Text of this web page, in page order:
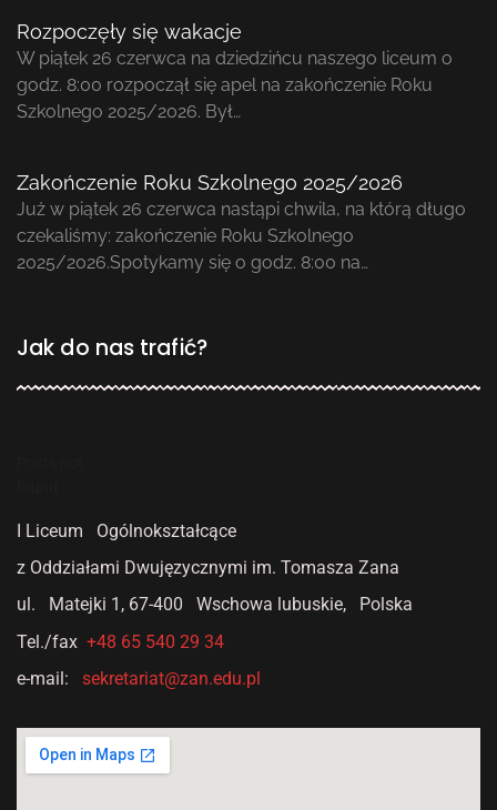
Rozpoczęły się wakacje
W piątek 26 czerwca na dziedzińcu naszego liceum o
godz. 8:00 rozpoczął się apel na zakończenie Roku
Szkolnego 2025/2026. Był…
Zakończenie Roku Szkolnego 2025/2026
Już w piątek 26 czerwca nastąpi chwila, na którą długo
czekaliśmy: zakończenie Roku Szkolnego
2025/2026.Spotykamy się o godz. 8:00 na…
Jak do nas trafić?
I Liceum Ogólnokształcące
z Oddziałami Dwujęzycznymi im. Tomasza Zana
ul. Matejki 1, 67-400 Wschowa lubuskie, Polska
Tel./fax +48 65 540 29 34
e-mail: sekretariat@zan.edu.pl